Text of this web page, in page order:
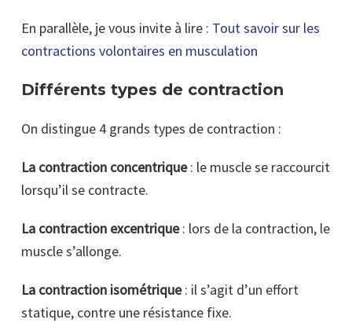
En parallèle, je vous invite à lire : Tout savoir sur les
contractions volontaires en musculation
Différents types de contraction
On distingue 4 grands types de contraction :
La contraction concentrique: le muscle se raccourcit
lorsqu’il se contracte.
La contraction excentrique: lors de la contraction, le
muscle s’allonge.
La contraction isométrique: il s’agit d’un effort
statique, contre une résistance fixe.